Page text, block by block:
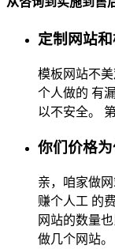
定制网站
模板网站不
个人做的 有
以不安全。
你们价格为
亲，咱家做
赚个人工 的
网站的数量
做几个网站。